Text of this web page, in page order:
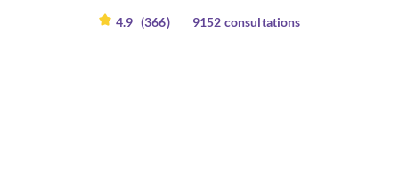
4.9 (366) 9152 consultations